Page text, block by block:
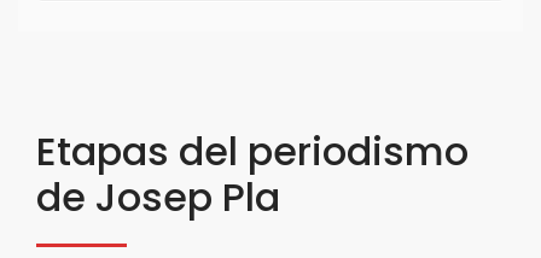
Etapas del periodismo
de Josep Pla